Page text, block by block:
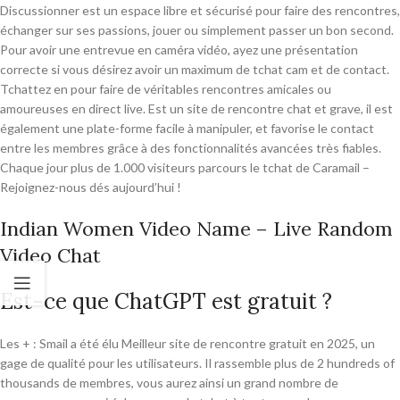
Discussionner est un espace libre et sécurisé pour faire des rencontres,
échanger sur ses passions, jouer ou simplement passer un bon second.
Pour avoir une entrevue en caméra vidéo, ayez une présentation
correcte si vous désirez avoir un maximum de tchat cam et de contact.
Tchattez en pour faire de véritables rencontres amicales ou
amoureuses en direct live. Est un site de rencontre chat et grave, il est
également une plate-forme facile à manipuler, et favorise le contact
entre les membres grâce à des fonctionnalités avancées très fiables.
Chaque jour plus de 1.000 visiteurs parcours le tchat de Caramail –
Rejoignez-nous dés aujourd’hui !
Indian Women Video Name – Live Random
Video Chat
Est-ce que ChatGPT est gratuit ?
Les + : Smail a été élu Meilleur site de rencontre gratuit en 2025, un
gage de qualité pour les utilisateurs. Il rassemble plus de 2 hundreds of
thousands de membres, vous aurez ainsi un grand nombre de